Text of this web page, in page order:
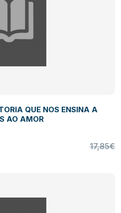
QUE NOS ENSINA A
AO AMOR
17,85€